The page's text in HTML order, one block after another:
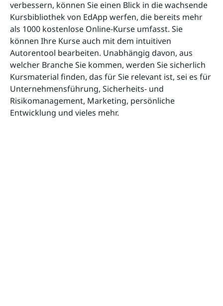
verbessern, können Sie einen Blick in die wachsende
Kursbibliothek von EdApp werfen, die bereits mehr
als 1000 kostenlose Online-Kurse umfasst. Sie
können Ihre Kurse auch mit dem intuitiven
Autorentool bearbeiten. Unabhängig davon, aus
welcher Branche Sie kommen, werden Sie sicherlich
Kursmaterial finden, das für Sie relevant ist, sei es für
Unternehmensführung, Sicherheits- und
Risikomanagement, Marketing, persönliche
Entwicklung und vieles mehr.